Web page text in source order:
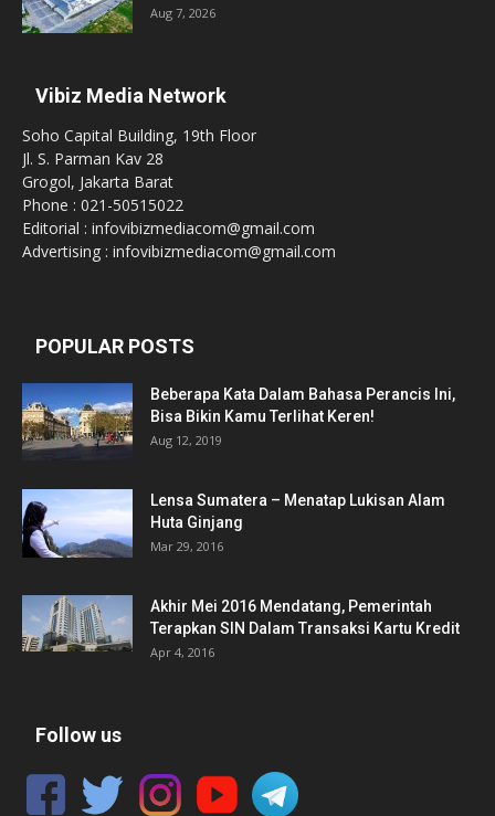
Aug 7, 2026
Vibiz Media Network
Soho Capital Building, 19th Floor
Jl. S. Parman Kav 28
Grogol, Jakarta Barat
Phone : 021-50515022
Editorial : infovibizmediacom@gmail.com
Advertising : infovibizmediacom@gmail.com
POPULAR POSTS
Beberapa Kata Dalam Bahasa Perancis Ini,
Bisa Bikin Kamu Terlihat Keren!
Aug 12, 2019
Lensa Sumatera – Menatap Lukisan Alam
Huta Ginjang
Mar 29, 2016
Akhir Mei 2016 Mendatang, Pemerintah
Terapkan SIN Dalam Transaksi Kartu Kredit
Apr 4, 2016
Follow us